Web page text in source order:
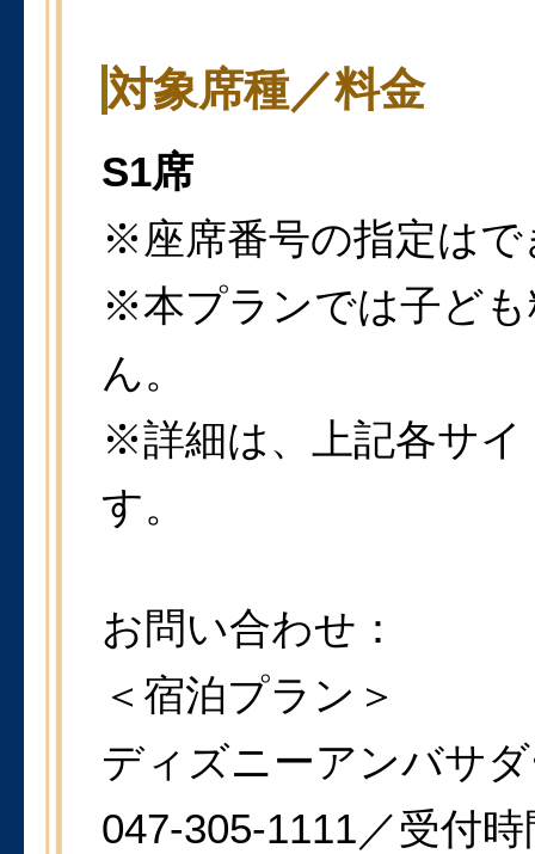
対象席種／料金
S1席
※座席番号の指定はで
※本プランでは子ど
ん。
※詳細は、上記各サ
す。
お問い合わせ：
＜宿泊プラン＞
ディズニーアンバサ
047-305-1111／受付